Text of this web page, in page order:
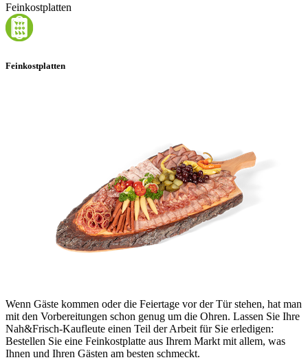
Feinkostplatten
Feinkostplatten
Wenn Gäste kommen oder die Feiertage vor der Tür stehen, hat man
mit den Vorbereitungen schon genug um die Ohren. Lassen Sie Ihre
Nah&Frisch-Kaufleute einen Teil der Arbeit für Sie erledigen:
Bestellen Sie eine Feinkostplatte aus Ihrem Markt mit allem, was
Ihnen und Ihren Gästen am besten schmeckt.